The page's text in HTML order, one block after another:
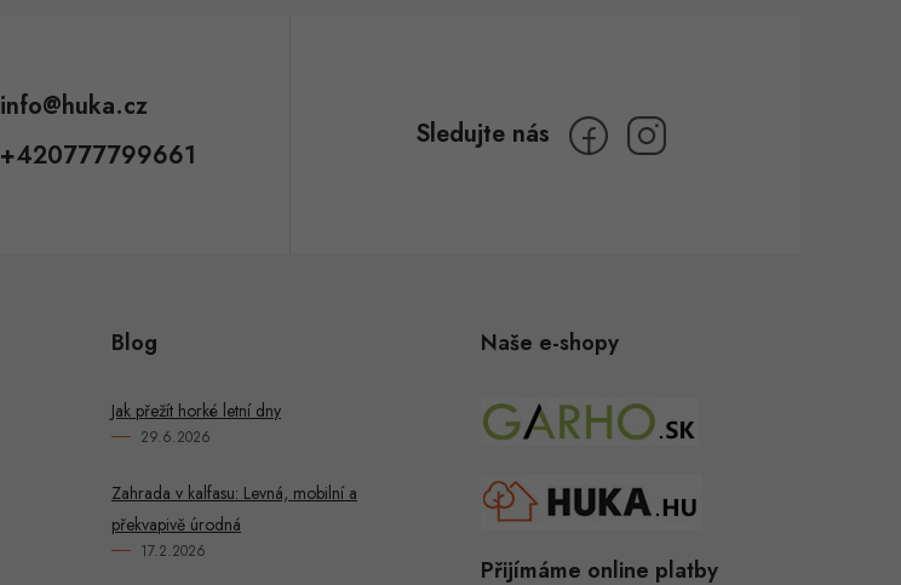
info@huka.cz
+420777799661
Blog
Jak přežít horké letní dny
29.6.2026
Zahrada v kalfasu: Levná, mobilní a
překvapivě úrodná
17.2.2026
Naše e-shopy
Přijímáme online platby